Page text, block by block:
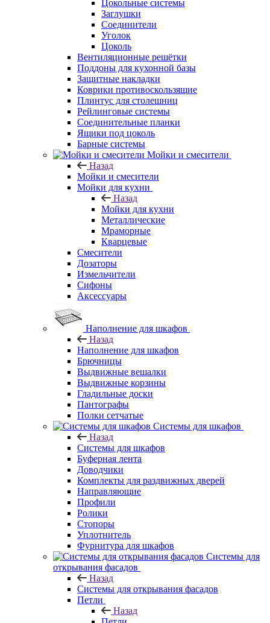
Цокольные системы
Заглушки
Соединители
Уголок
Цоколь
Вентиляционные решётки
Поддоны для кухонной базы
Защитные накладки
Коврики противоскользящие
Плинтус для столешниц
Рейлинговые системы
Соединительные планки
Ящики под цоколь
Барные системы
Мойки и смесители
Назад
Мойки и смесители
Мойки для кухни
Назад
Мойки для кухни
Металлические
Мраморные
Кварцевые
Смесители
Дозаторы
Измельчители
Сифоны
Аксессуары
Наполнение для шкафов
Назад
Наполнение для шкафов
Брючницы
Выдвижные вешалки
Выдвижные корзины
Гладильные доски
Пантографы
Полки сетчатые
Системы для шкафов
Назад
Системы для шкафов
Буферная лента
Доводчики
Комплекты для раздвижных дверей
Направляющие
Профили
Ролики
Стопоры
Уплотнитель
Фурнитура для шкафов
Системы для
открывания фасадов
Назад
Системы для открывания фасадов
Петли
Назад